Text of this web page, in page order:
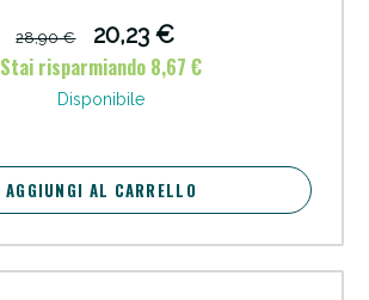
28,90 €
20,23 €
Stai risparmiando 8,67 €
Disponibile
AGGIUNGI AL CARRELLO